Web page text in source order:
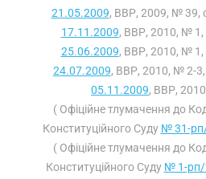
21.05.2009, ВВР, 2009, № 39,
17.11.2009, ВВР, 2010, № 1,
25.06.2009, ВВР, 2010, № 1,
24.07.2009, ВВР, 2010, № 2-3,
05.11.2009, ВВР,
( Офіційне тлумачення до
Конституційного Суду № 31-
( Офіційне тлумачення до
Конституційного Суду № 1-рп/